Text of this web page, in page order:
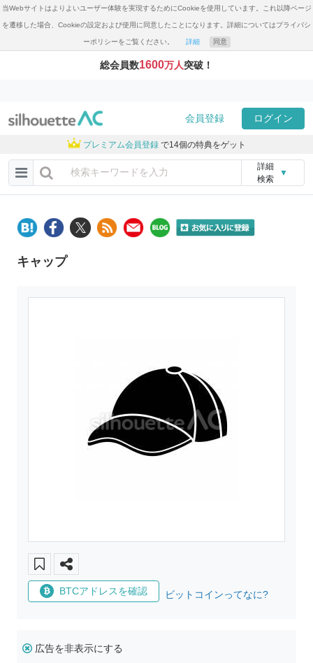
当Webサイトはよりよいユーザー体験を実現するためにCookieを使用しています。これ以降ページ
を遷移した場合、Cookieの設定および使用に同意したことになります。詳細についてはプライバシ
ーポリシーをご覧ください。 詳細 同意
総会員数1600万人突破！
会員登録 ログイン
プレミアム会員登録 で14個の特典をゲット
詳細
検索
▼
キャップ
BTCアドレスを確認 ビットコインってなに?
広告を非表示にする